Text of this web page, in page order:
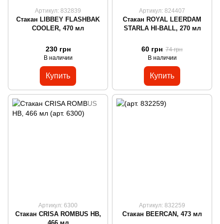
Артикул: 832839
Стакан LIBBEY FLASHBAK
COOLER, 470 мл
230 грн
В наличии
Купить
Артикул: 824407
Стакан ROYAL LEERDAM
STARLA HI-BALL, 270 мл
60 грн 74 грн
В наличии
Купить
Артикул: 6300
Стакан CRISA ROMBUS HB,
Артикул: 832259
Стакан BEERCAN, 473 мл